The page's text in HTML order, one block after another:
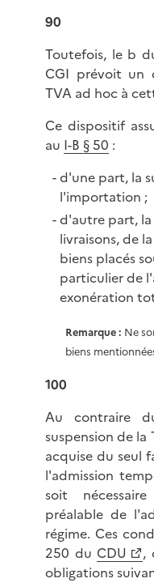
90
Toutefois, le b
CGI prévoit un
TVA ad hoc à
Ce dispositif
au I-B § 50 :
d'une part, la
l'importation ;
d'autre part, la
livraisons, de
biens placés
particulier de
exonération
Remarque : Ne
biens
100
Au contraire
suspension de
acquise du seul
l'admission
soit
préalable de
régime. Ces
250 du CDU
,
obligations